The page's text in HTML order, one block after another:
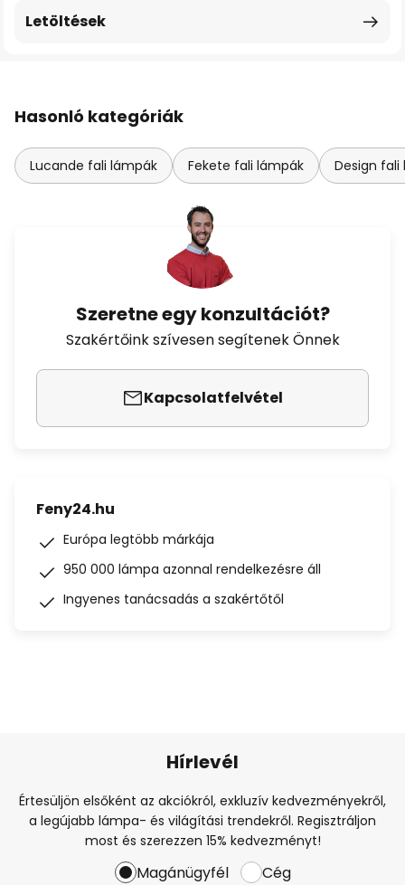
Letöltések
Hasonló kategóriák
Lucande fali lámpák Fekete fali lámpák Design fali
Szeretne egy konzultációt?
Szakértőink szívesen segítenek Önnek
Kapcsolatfelvétel
Feny24.hu
Európa legtöbb márkája
950 000 lámpa azonnal rendelkezésre áll
Ingyenes tanácsadás a szakértőtől
Hírlevél
Értesüljön elsőként az akciókról, exkluzív kedvezményekről,
a legújabb lámpa- és világítási trendekről. Regisztráljon
most és szerezzen 15% kedvezményt!
Magánügyfél Cég